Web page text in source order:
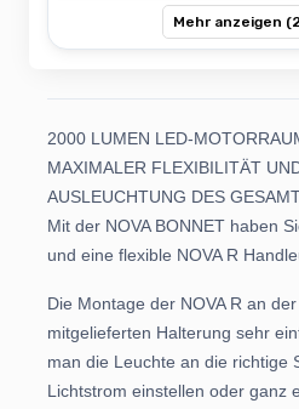
Mehr anzeigen
2000 LUMEN LED-
MAXIMALER FLEXIBILITÄT
AUSLEUCHTUNG DES
Mit der NOVA BONNET haben
und eine flexible NOVA R
Die Montage der NOVA R an
mitgelieferten Halterung sehr
man die Leuchte an die richtige
Lichtstrom einstellen oder ganz